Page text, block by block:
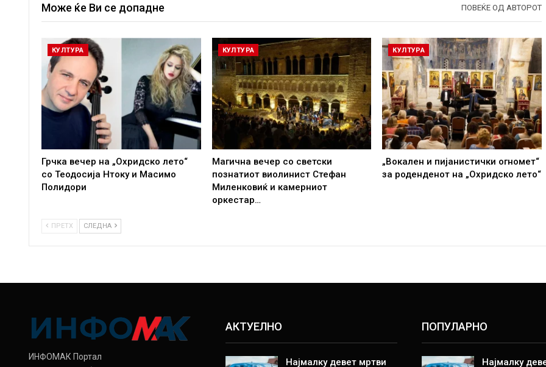
Може ќе Ви се допадне ПОВЕЌЕ ОД АВТОРОТ
КУЛТУРА
Грчка вечер на „Охридско лето“
со Теодосија Нтоку и Масимо
Полидори
КУЛТУРА
Магична вечер со светски
познатиот виолинист Стефан
Миленковиќ и камерниот
оркестар…
КУЛТУРА
„Вокален и пијанистички огномет“
за роденденот на „Охридско лето“
ПРЕТХ СЛЕДНА
ИНФОМАК Портал
АКТУЕЛНО
Најмалку девет мртви
ПОПУЛАРНО
Најмалку